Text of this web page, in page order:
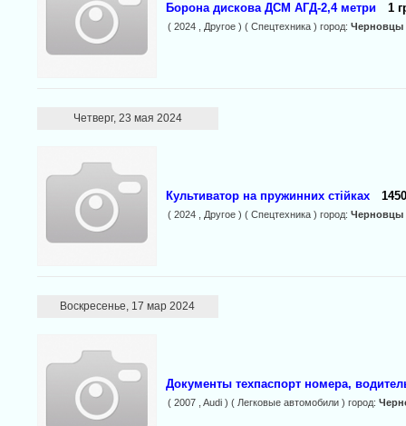
Борона дискова ДСМ АГД-2,4 метри 1
( 2024 , Другое ) ( Спецтехника ) город: Черновцы
Четверг, 23 мая 2024
Культиватор на пружинних стійках
( 2024 , Другое ) ( Спецтехника ) город: Черновцы
Воскресенье, 17 мар 2024
Документы техпаспорт номера,
( 2007 , Audi ) ( Легковые автомобили ) город: